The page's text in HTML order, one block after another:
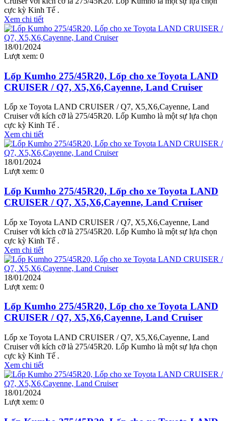
cực kỳ Kinh Tế .
Xem chi tiết
18/01/2024
Lượt xem: 0
Lốp Kumho 275/45R20, Lốp cho xe Toyota LAND
CRUISER / Q7, X5,X6,Cayenne, Land Cruiser
Lốp xe Toyota LAND CRUISER / Q7, X5,X6,Cayenne, Land
Cruiser với kích cỡ là 275/45R20. Lốp Kumho là một sự lựa chọn
cực kỳ Kinh Tế .
Xem chi tiết
18/01/2024
Lượt xem: 0
Lốp Kumho 275/45R20, Lốp cho xe Toyota LAND
CRUISER / Q7, X5,X6,Cayenne, Land Cruiser
Lốp xe Toyota LAND CRUISER / Q7, X5,X6,Cayenne, Land
Cruiser với kích cỡ là 275/45R20. Lốp Kumho là một sự lựa chọn
cực kỳ Kinh Tế .
Xem chi tiết
18/01/2024
Lượt xem: 0
Lốp Kumho 275/45R20, Lốp cho xe Toyota LAND
CRUISER / Q7, X5,X6,Cayenne, Land Cruiser
Lốp xe Toyota LAND CRUISER / Q7, X5,X6,Cayenne, Land
Cruiser với kích cỡ là 275/45R20. Lốp Kumho là một sự lựa chọn
cực kỳ Kinh Tế .
Xem chi tiết
18/01/2024
Lượt xem: 0